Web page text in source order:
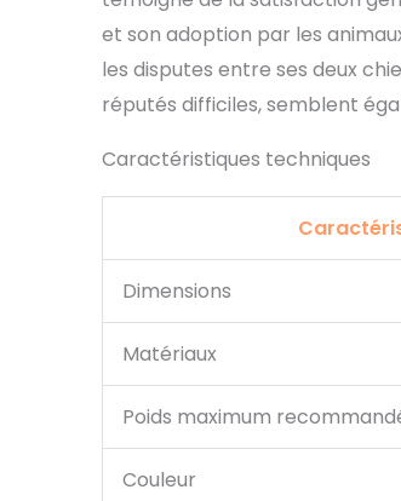
et son adoption par les
les disputes entre ses deux
réputés difficiles, semblent
Caractéristiques techniques
Dimensions
Matériaux
Poids maximum
Couleur